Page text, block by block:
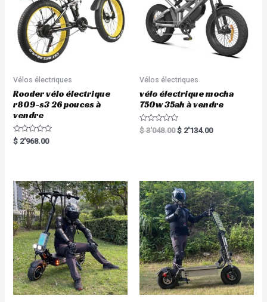
Vélos électriques
Rooder vélo électrique
r809-s3 26 pouces à
vendre
R
a
o
u
t
o
f
5
$ 2'968.00
Vélos électriques
vélo électrique mocha
750w 35ah à vendre
R
a
t
o
f
5
$3'048.00 $ 2'134.00